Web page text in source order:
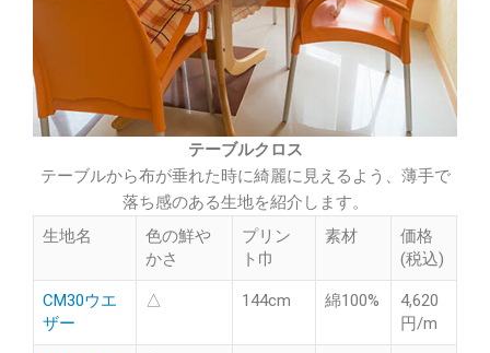
テーブルクロス
テーブルから布が垂れた時に綺麗に見えるよう、薄手で
落ち感のある生地を紹介します。
生地名
色の鮮や
かさ
プリン
ト巾
素材
価格
(税込)
CM30ウエ
ザー
△ 144cm 綿100%
4,620
円/m